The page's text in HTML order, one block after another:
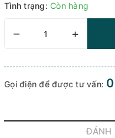
Tình trạng: Còn hàng
– +
Gọi điện để được tư vấn:
ĐÁNH